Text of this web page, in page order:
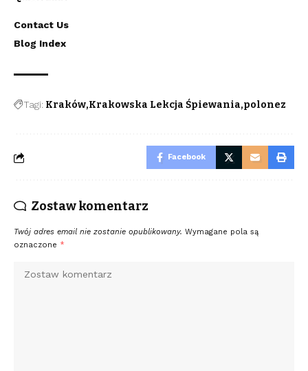
Contact Us
Blog Index
Tagi: Kraków Krakowska Lekcja Śpiewania polonez
Facebook
Zostaw komentarz
Twój adres email nie zostanie opublikowany. Wymagane pola są
oznaczone *